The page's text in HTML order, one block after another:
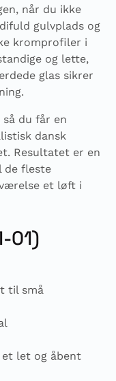
når du ikke
gulvplads og
kromprofiler i
og lette,
glas sikrer
du får en
dansk
Resultatet er en
de fleste
et løft i
01)
til små
let og åbent